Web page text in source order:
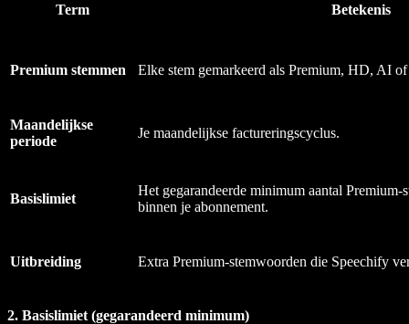
Term Betekenis
Premium stemmen Elke stem gemarkeerd als Premium, HD, AI
Maandelijkse
periode
Je maandelijkse factureringscyclus.
Basislimiet
Het gegarandeerde minimum aantal Premium-
binnen je abonnement.
Uitbreiding Extra Premium-stemwoorden die Speechify
2. Basislimiet (gegarandeerd minimum)